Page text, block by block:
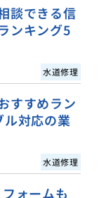
談できる信
ンキング5
水道修理
すすめラン
対応の業
水道修理
ォームも